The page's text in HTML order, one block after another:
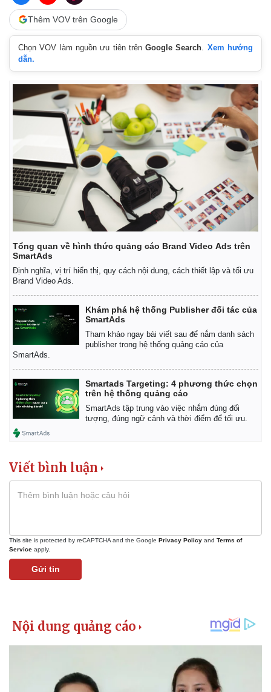
Thế giới
Quan sát
Cuộc sống đó đây
Hồ sơ
Multimedia
Video
E-Magazine
Thêm VOV trên Google
Chọn VOV làm nguồn ưu tiên trênGoogle Search
Xem hướng
dẫn.
Tổng quan về hình thức quảng cáo Brand Video Ads trên
SmartAds
Định nghĩa, vị trí hiển thị, quy cách nội dung, cách thiết lập và tối ưu
Brand Video Ads.
Khám phá hệ thống Publisher đối tác của
SmartAds
Tham khảo ngay bài viết sau để nắm danh sách
publisher trong hệ thống quảng cáo của
SmartAds.
Smartads Targeting: 4 phương thức chọn
trên hệ thống quảng cáo
SmartAds tập trung vào việc nhắm đúng đối
tượng, đúng ngữ cảnh và thời điểm để tối ưu.
Viết bình luận
This site is protected by reCAPTCHA and the Google Privacy Policy and Terms of
Service apply.
Gửi tin